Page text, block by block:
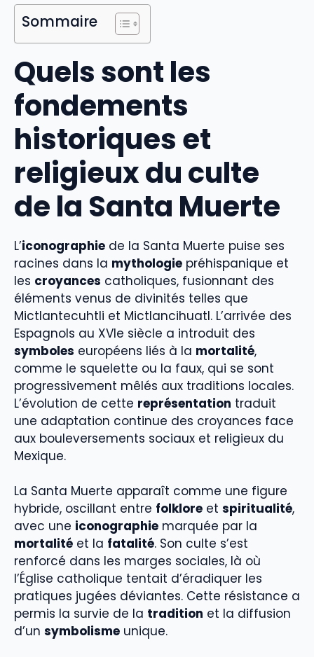
Sommaire
Quels sont les
fondements
historiques et
religieux du culte
de la Santa Muerte
L’iconographie de la Santa Muerte puise ses
racines dans la mythologie préhispanique et
les croyances catholiques, fusionnant des
éléments venus de divinités telles que
Mictlantecuhtli et Mictlancihuatl. L’arrivée des
Espagnols au XVIe siècle a introduit des
symboles européens liés à la mortalité,
comme le squelette ou la faux, qui se sont
progressivement mêlés aux traditions locales.
L’évolution de cette représentation traduit
une adaptation continue des croyances face
aux bouleversements sociaux et religieux du
Mexique.
La Santa Muerte apparaît comme une figure
hybride, oscillant entre folklore et spiritualité,
avec une iconographie marquée par la
mortalité et la fatalité. Son culte s’est
renforcé dans les marges sociales, là où
l’Église catholique tentait d’éradiquer les
pratiques jugées déviantes. Cette résistance a
permis la survie de la tradition et la diffusion
d’un symbolisme unique.